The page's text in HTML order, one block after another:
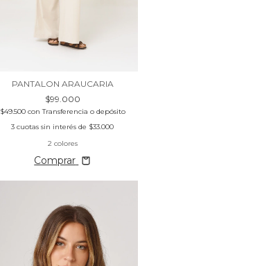
PANTALON ARAUCARIA
$99.000
$49.500 con Transferencia o depósito
3 cuotas sin interés de $33.000
2 colores
Comprar